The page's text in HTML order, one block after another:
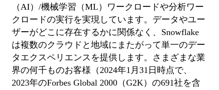
（AI）/機械学習（ML）ワークロードや分析ワー
クロードの実行を実現しています。データやユー
ザーがどこに存在するかに関係なく、Snowflake
は複数のクラウドと地域にまたがって単一のデー
タエクスペリエンスを提供します。さまざまな業
界の何千ものお客様（2024年1月31日時点で、
2023年のForbes Global 2000（G2K）の691社を含